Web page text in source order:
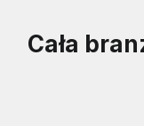
Cała